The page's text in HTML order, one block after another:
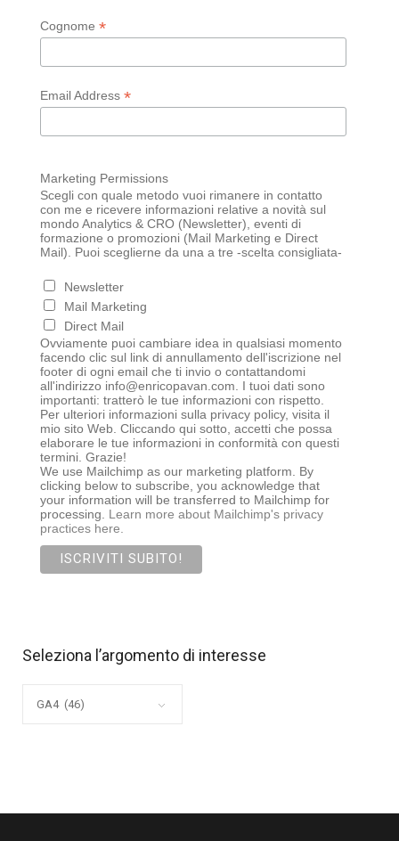
Cognome *
Email Address *
Marketing Permissions
Scegli con quale metodo vuoi rimanere in contatto
con me e ricevere informazioni relative a novità sul
mondo Analytics & CRO (Newsletter), eventi di
formazione o promozioni (Mail Marketing e Direct
Mail). Puoi sceglierne da una a tre -scelta consigliata-
Newsletter
Mail Marketing
Direct Mail
Ovviamente puoi cambiare idea in qualsiasi momento
facendo clic sul link di annullamento dell'iscrizione nel
footer di ogni email che ti invio o contattandomi
all'indirizzo info@enricopavan.com. I tuoi dati sono
importanti: tratterò le tue informazioni con rispetto.
Per ulteriori informazioni sulla privacy policy, visita il
mio sito Web. Cliccando qui sotto, accetti che possa
elaborare le tue informazioni in conformità con questi
termini. Grazie!
We use Mailchimp as our marketing platform. By
clicking below to subscribe, you acknowledge that
your information will be transferred to Mailchimp for
processing. Learn more about Mailchimp's privacy
practices here.
Seleziona l’argomento di interesse
l’argomento